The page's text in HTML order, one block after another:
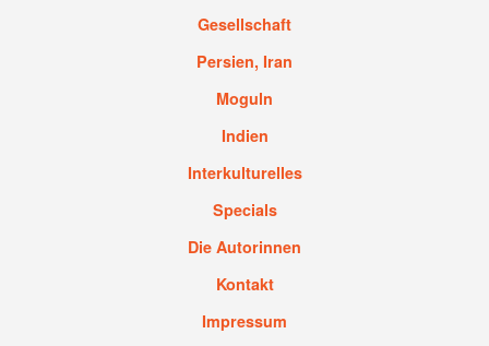
Gesellschaft
Persien, Iran
Moguln
Indien
Interkulturelles
Specials
Die Autorinnen
Kontakt
Impressum